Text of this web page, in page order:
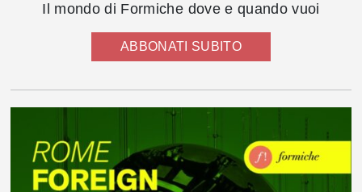
Il mondo di Formiche dove e quando vuoi
ABBONATI SUBITO